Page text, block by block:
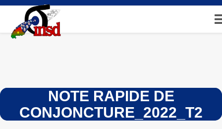
Aller
contenu
principal
NOTE RAPIDE DE
CONJONCTURE_2022_T2